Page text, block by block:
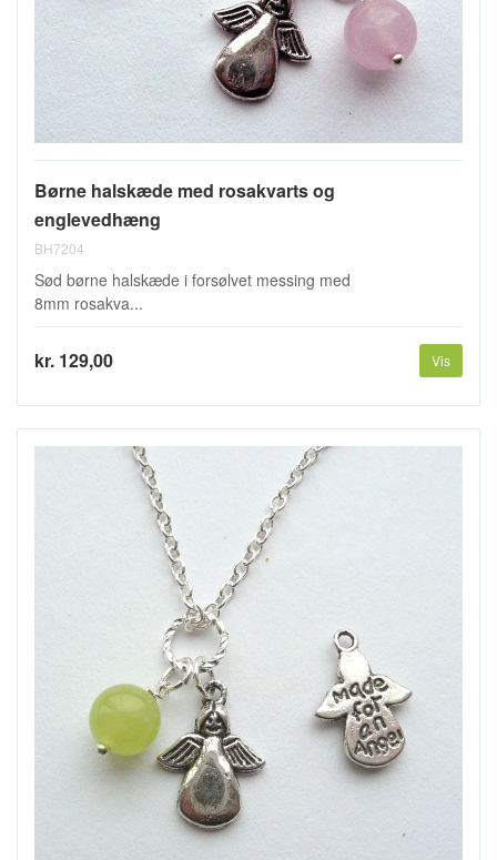
Børne halskæde med rosakvarts og
englevedhæng
BH7204
Sød børne halskæde i forsølvet messing med
8mm rosakva...
kr. 129,00 Vis